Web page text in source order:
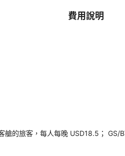
費用說明
的旅客，每人每晚 USD18.5；